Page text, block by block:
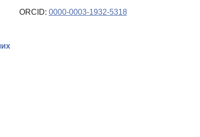
ORCID: 0000-0003-1932-5318